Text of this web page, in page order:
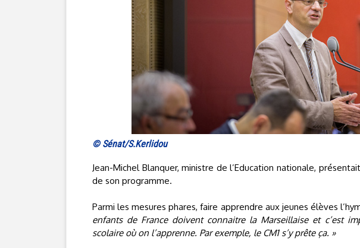
© Sénat/S.Kerlidou
Jean-Michel Blanquer, ministre de l’Education nationale,
de son programme.
Parmi les mesures phares, faire apprendre aux jeunes élèves
enfants de France doivent connaitre la Marseillaise et c’est
scolaire où on l’apprenne. Par exemple, le CM1 s’y prête ça. »